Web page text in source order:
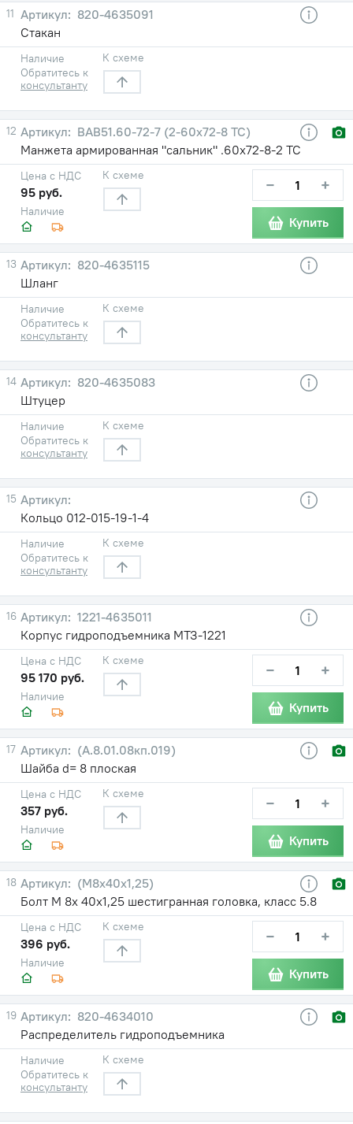
11
820-4635091
Стакан
Наличие
Обратитесь к
консультанту
К схеме
12
ВАВ51.60-72-7 (2-60х72-8 TC)
Манжета армированная "сальник" .60х72-8-2 ТС
Наличие
Цена с НДС
95 руб.
К схеме − +
Купить
13
820-4635115
Шланг
Наличие
Обратитесь к
консультанту
К схеме
14
820-4635083
Штуцер
Наличие
Обратитесь к
консультанту
К схеме
15
Кольцо 012-015-19-1-4
Наличие
Обратитесь к
консультанту
К схеме
16
1221-4635011
Корпус гидроподъемника МТЗ-1221
Наличие
Цена с НДС
95 170 руб.
К схеме − +
Купить
17
(А.8.01.08кп.019)
Шайба d= 8 плоская
Наличие
Цена с НДС
357 руб.
К схеме − +
Купить
18
(М8х40х1,25)
Болт М 8х 40х1,25 шестигранная головка, класс 5.8
Наличие
Цена с НДС
396 руб.
К схеме − +
Купить
19
820-4634010
Распределитель гидроподъемника
Наличие
Обратитесь к
консультанту
К схеме